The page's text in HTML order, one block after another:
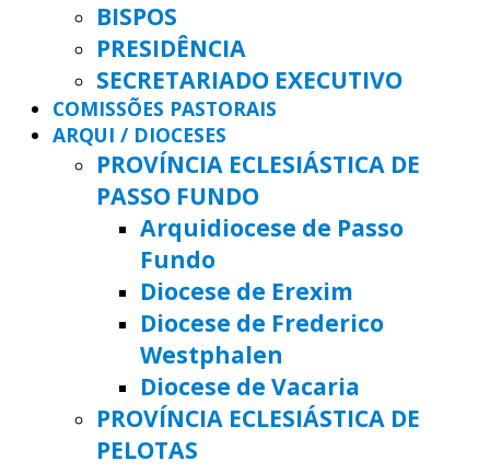
BISPOS
PRESIDÊNCIA
SECRETARIADO EXECUTIVO
COMISSÕES PASTORAIS
ARQUI / DIOCESES
PROVÍNCIA ECLESIÁSTICA DE
PASSO FUNDO
Arquidiocese de Passo
Fundo
Diocese de Erexim
Diocese de Frederico
Westphalen
Diocese de Vacaria
PROVÍNCIA ECLESIÁSTICA DE
PELOTAS